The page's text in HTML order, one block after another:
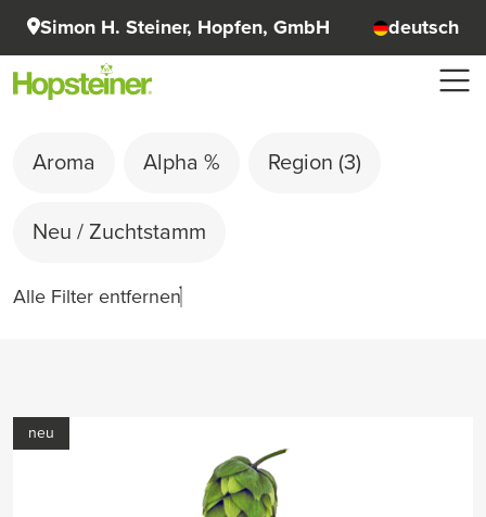
Simon H. Steiner, Hopfen, GmbH deutsch
Aroma Alpha % Region (3)
Neu / Zuchtstamm
Alle Filter entfernen
neu